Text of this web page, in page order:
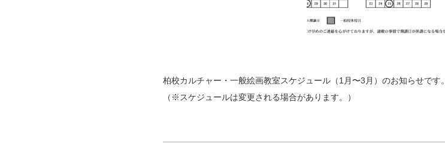
柏校カルチャー・一般絵画教室スケジュール（1月〜3月）のお知らせです。
（※スケジュールは変更される場合があります。）